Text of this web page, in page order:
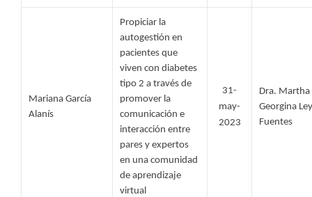
Mariana García
Alanís
Propiciar la
autogestión en
pacientes que
viven con diabetes
tipo 2 a través de
promover la
comunicación e
interacción entre
pares y expertos
en una comunidad
de aprendizaje
virtual
31-
may-
2023
Dra. Martha
Georgina Ley
Fuentes